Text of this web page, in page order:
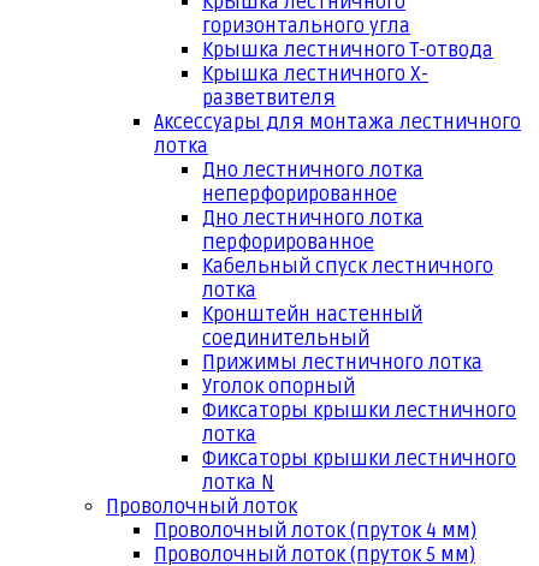
горизонтального угла
Крышка лестничного Т-отвода
Крышка лестничного Х-
разветвителя
Аксессуары для монтажа лестничного
лотка
Дно лестничного лотка
неперфорированное
Дно лестничного лотка
перфорированное
Кабельный спуск лестничного
лотка
Кронштейн настенный
соединительный
Прижимы лестничного лотка
Уголок опорный
Фиксаторы крышки лестничного
лотка
Фиксаторы крышки лестничного
лотка N
Проволочный лоток
Проволочный лоток (пруток 4 мм)
Проволочный лоток (пруток 5 мм)